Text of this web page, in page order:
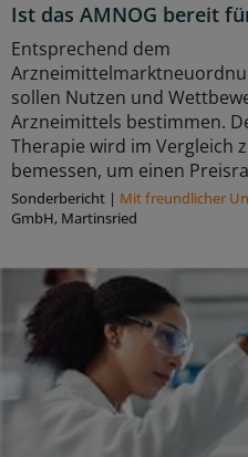
Ist das AMNOG bereit
Entsprechend dem
sollen Nutzen und
Arzneimittels bestimmen.
Therapie wird im Vergleich
bemessen, um einen
Sonderbericht | Mit freundlicher
GmbH, Martinsried